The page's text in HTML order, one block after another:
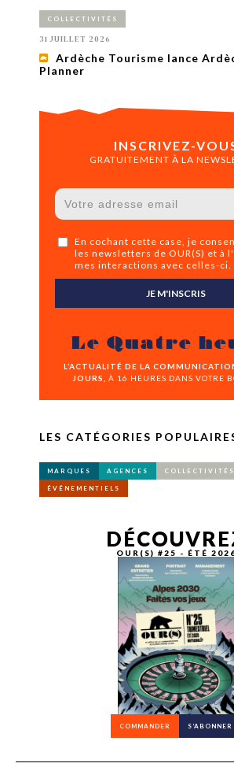
COLLECTIVITÉS
31 JUILLET 2026
Ardèche Tourisme lance
Planner
INSCRIVEZ-
GRATUITEMENT À LA
En cochant cette case, je
les newsletters de OUR(S) et à
mes interactions avec celles-ci.
JE M'INSCRIS
Le Quatre
L’ACTUALITÉ DE LA
JOURS,
À 16 HEURES DANS VOTRE
LES CATÉGORIES
MARQUES AGENCES COLLECTIVITÉS
ÉVÉNEMENTIELS
OUR(S) #25 - ÉTÉ
COMMANDER S’ABONNER